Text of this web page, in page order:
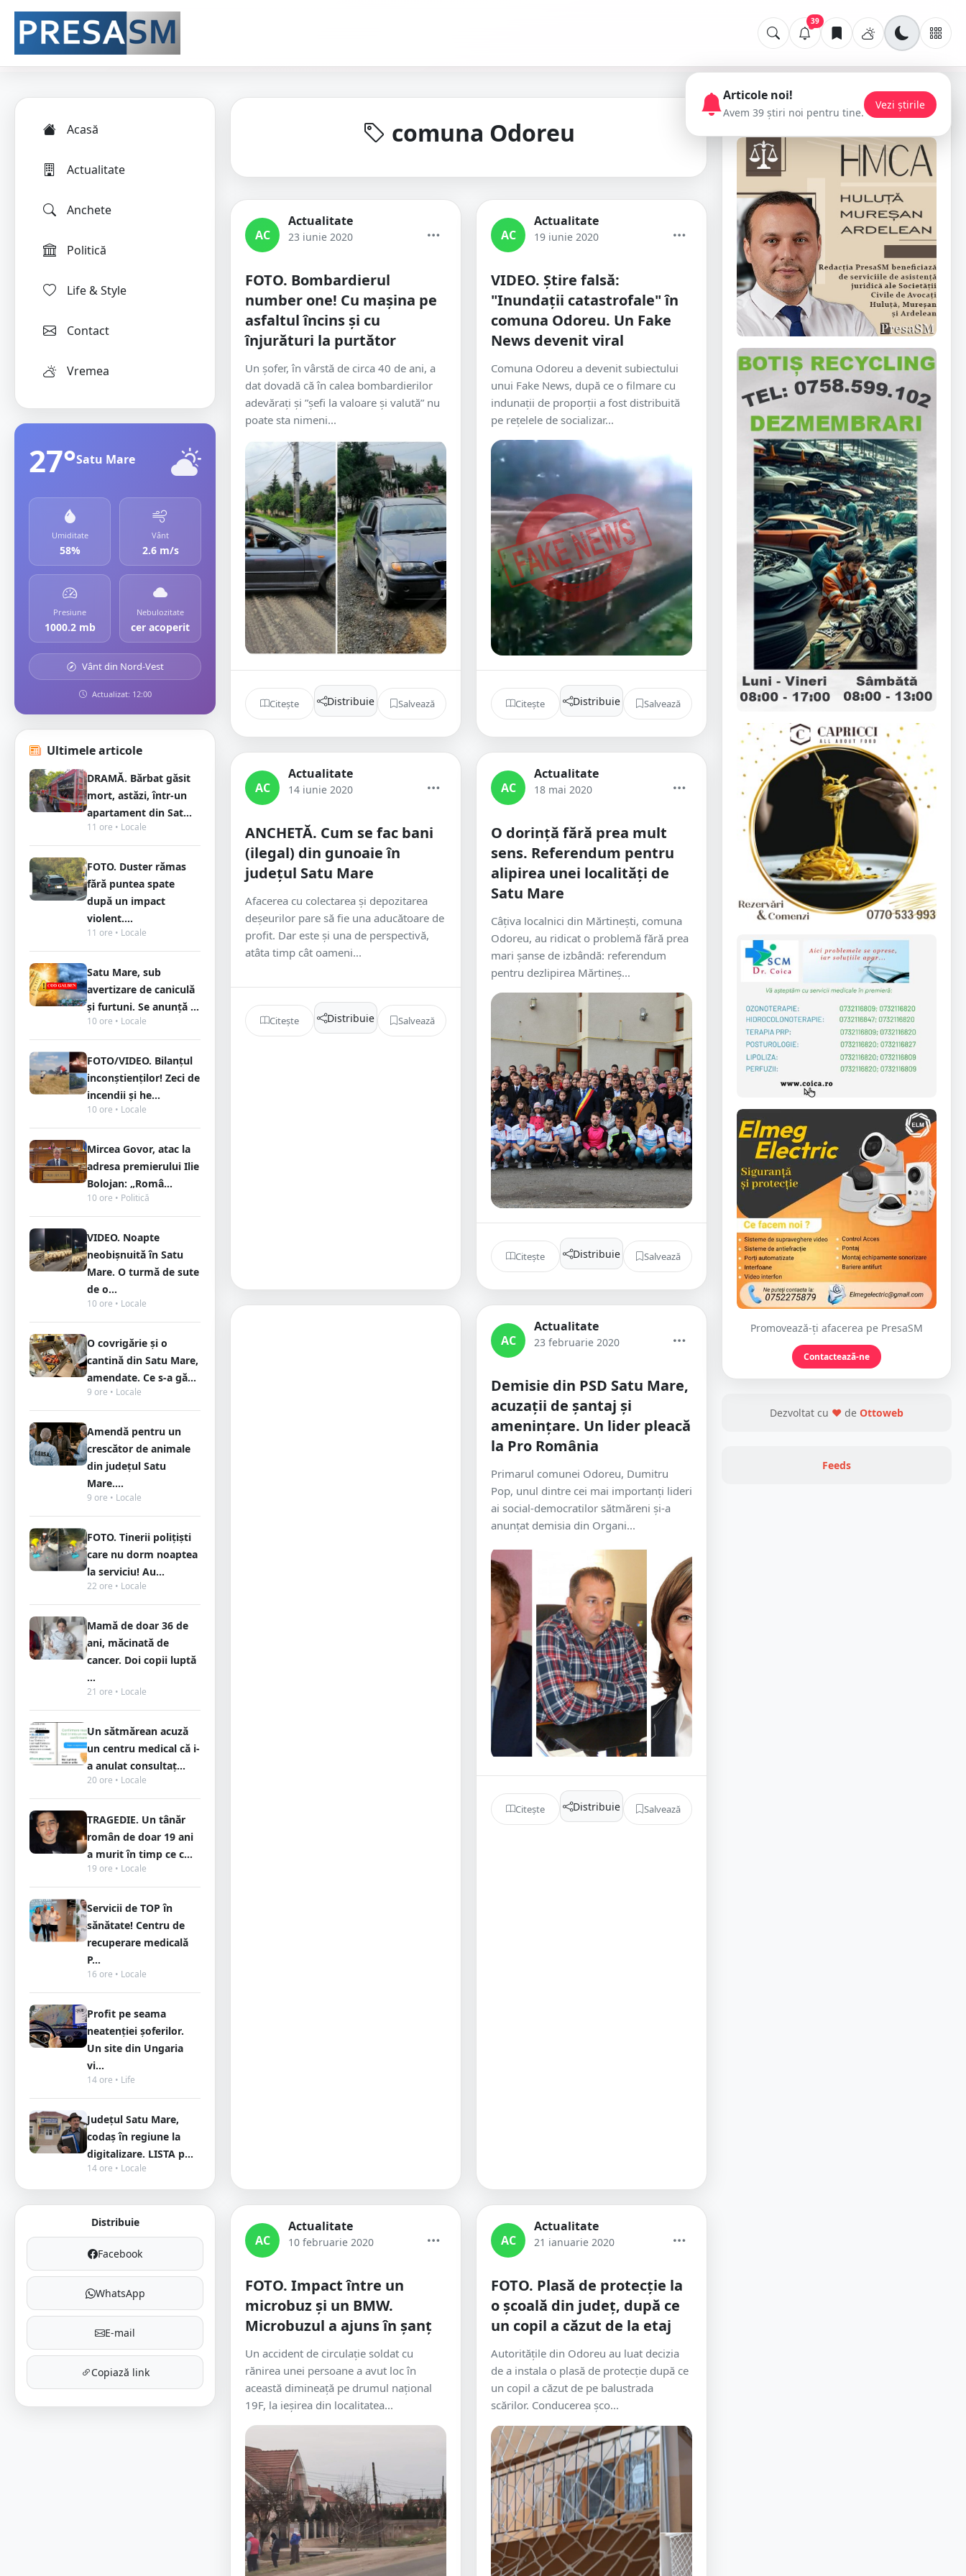
39
Acasă
Actualitate
Anchete
Politică
Life & Style
Contact
Vremea
27°Satu Mare
Umiditate
58%
Vânt
2.6 m/s
Presiune
1000.2 mb
Nebulozitate
cer acoperit
Vânt din Nord-Vest
Actualizat: 12:00
Ultimele articole
DRAMĂ. Bărbat găsit
mort, astăzi, într-un
apartament din Sat...
11 ore • Locale
FOTO. Duster rămas
fără puntea spate
după un impact
violent....
11 ore • Locale
Satu Mare, sub
avertizare de caniculă
și furtuni. Se anunță ...
10 ore • Locale
FOTO/VIDEO. Bilanțul
inconștienților! Zeci de
incendii și he...
10 ore • Locale
Mircea Govor, atac la
adresa premierului Ilie
Bolojan: „Româ...
10 ore • Politică
VIDEO. Noapte
neobișnuită în Satu
Mare. O turmă de sute
de o...
10 ore • Locale
O covrigărie și o
cantină din Satu Mare,
amendate. Ce s-a gă...
9 ore • Locale
Amendă pentru un
crescător de animale
din județul Satu
Mare....
9 ore • Locale
FOTO. Tinerii polițiști
care nu dorm noaptea
la serviciu! Au...
22 ore • Locale
Mamă de doar 36 de
ani, măcinată de
cancer. Doi copii luptă
...
21 ore • Locale
Un sătmărean acuză
un centru medical că i-
a anulat consultaț...
20 ore • Locale
TRAGEDIE. Un tânăr
român de doar 19 ani
a murit în timp ce c...
19 ore • Locale
Servicii de TOP în
sănătate! Centru de
recuperare medicală
P...
16 ore • Locale
Profit pe seama
neatenției șoferilor.
Un site din Ungaria
vi...
14 ore • Life
Județul Satu Mare,
codaș în regiune la
digitalizare. LISTA p...
14 ore • Locale
Distribuie
Facebook
WhatsApp
E-mail
Copiază link
comuna Odoreu
AC
Actualitate
23 iunie 2020
FOTO. Bombardierul
number one! Cu mașina pe
asfaltul încins și cu
înjurături la purtător
Un șofer, în vârstă de circa 40 de ani, a
dat dovadă că în calea bombardierilor
adevărați și ”șefi la valoare și valută” nu
poate sta nimeni...
Citește Distribuie Salvează
AC
Actualitate
19 iunie 2020
VIDEO. Știre falsă:
"Inundații catastrofale" în
comuna Odoreu. Un Fake
News devenit viral
Comuna Odoreu a devenit subiectului
unui Fake News, după ce o filmare cu
indunații de proporții a fost distribuită
pe rețelele de socializar...
Citește Distribuie Salvează
AC
Actualitate
14 iunie 2020
ANCHETĂ. Cum se fac bani
(ilegal) din gunoaie în
județul Satu Mare
Afacerea cu colectarea și depozitarea
deșeurilor pare să fie una aducătoare de
profit. Dar este și una de perspectivă,
atâta timp cât oameni...
Citește Distribuie Salvează
AC
Actualitate
18 mai 2020
O dorință fără prea mult
sens. Referendum pentru
alipirea unei localități de
Satu Mare
Câțiva localnici din Mărtinești, comuna
Odoreu, au ridicat o problemă fără prea
mari șanse de izbândă: referendum
pentru dezlipirea Mărtineș...
Citește Distribuie Salvează
AC
Actualitate
23 februarie 2020
Demisie din PSD Satu Mare,
acuzații de șantaj și
amenințare. Un lider pleacă
la Pro România
Primarul comunei Odoreu, Dumitru
Pop, unul dintre cei mai importanți lideri
ai social-democratilor sătmăreni și-a
anunțat demisia din Organi...
Citește Distribuie Salvează
AC
Actualitate
10 februarie 2020
FOTO. Impact între un
microbuz și un BMW.
Microbuzul a ajuns în șanț
Un accident de circulație soldat cu
rănirea unei persoane a avut loc în
această dimineață pe drumul național
19F, la ieșirea din localitatea...
AC
Actualitate
21 ianuarie 2020
FOTO. Plasă de protecție la
o școală din județ, după ce
un copil a căzut de la etaj
Autoritățile din Odoreu au luat decizia
de a instala o plasă de protecție după ce
un copil a căzut de pe balustrada
scărilor. Conducerea șco...
📢 Publicitate
Promovează-ți afacerea pe PresaSM
Contactează-ne
Dezvoltat cu ❤ de Ottoweb
Feeds
Articole noi!
Avem 39 știri noi pentru tine.
Vezi știrile